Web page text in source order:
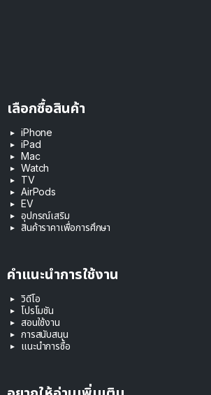
เลือกซื้อสินค้า
iPhone
iPad
Mac
Watch
TV
AirPods
EV
อุปกรณ์เสริม
สินค้าราคาเพื่อการศึกษา
คำแนะนำการใช้งาน
วิดีโอ
โปรโมชัน
สอนใช้งาน
การสนับสนุน
แนะนำการซื้อ